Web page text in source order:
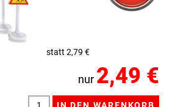
statt 2,79 €
nur 2,49 €